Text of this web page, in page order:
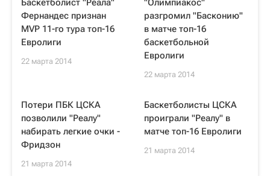
Баскетболист "Реала"
Фернандес признан
MVP 11-го тура топ-16
Евролиги
22 марта 2014
"Олимпиакос"
разгромил "Басконию"
в матче топ-16
баскетбольной
Евролиги
22 марта 2014
Потери ПБК ЦСКА
позволили "Реалу"
набирать легкие очки -
Фридзон
21 марта 2014
Баскетболисты ЦСКА
проиграли "Реалу" в
матче топ-16 Евролиги
21 марта 2014